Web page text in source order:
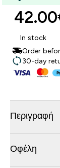
In stock
Order
30-day
Περιγραφή
Οφέλη